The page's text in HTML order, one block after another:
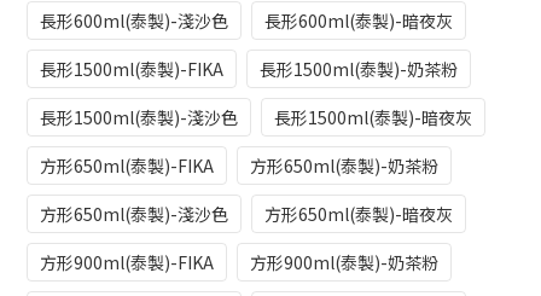
長形600ml(泰製)-淺沙色
長形600ml(泰製)-暗夜灰
長形1500ml(泰製)-FIKA
長形1500ml(泰製)-奶茶粉
長形1500ml(泰製)-淺沙色
長形1500ml(泰製)-暗夜灰
方形650ml(泰製)-FIKA
方形650ml(泰製)-奶茶粉
方形650ml(泰製)-淺沙色
方形650ml(泰製)-暗夜灰
方形900ml(泰製)-FIKA
方形900ml(泰製)-奶茶粉